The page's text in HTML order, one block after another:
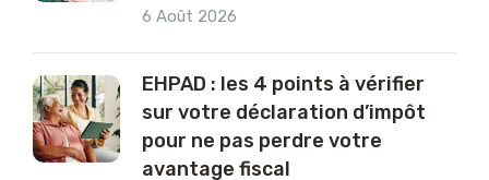
6 Août 2026
EHPAD : les 4 points à vérifier
sur votre déclaration d’impôt
pour ne pas perdre votre
avantage fiscal